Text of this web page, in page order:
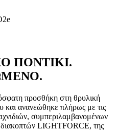
ΠΟΝΤΙΚΙ.
προσθήκη στη θρυλική
και ανανεώθηκε πλήρως με τις
συμπεριλαμβανομένων
LIGHTFORCE, της